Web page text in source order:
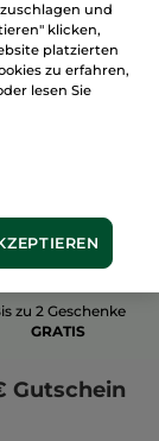
zu 2 Geschenke
GRATIS
Gutschein
und
klicken,
platzierten
zu erfahren,
lesen Sie